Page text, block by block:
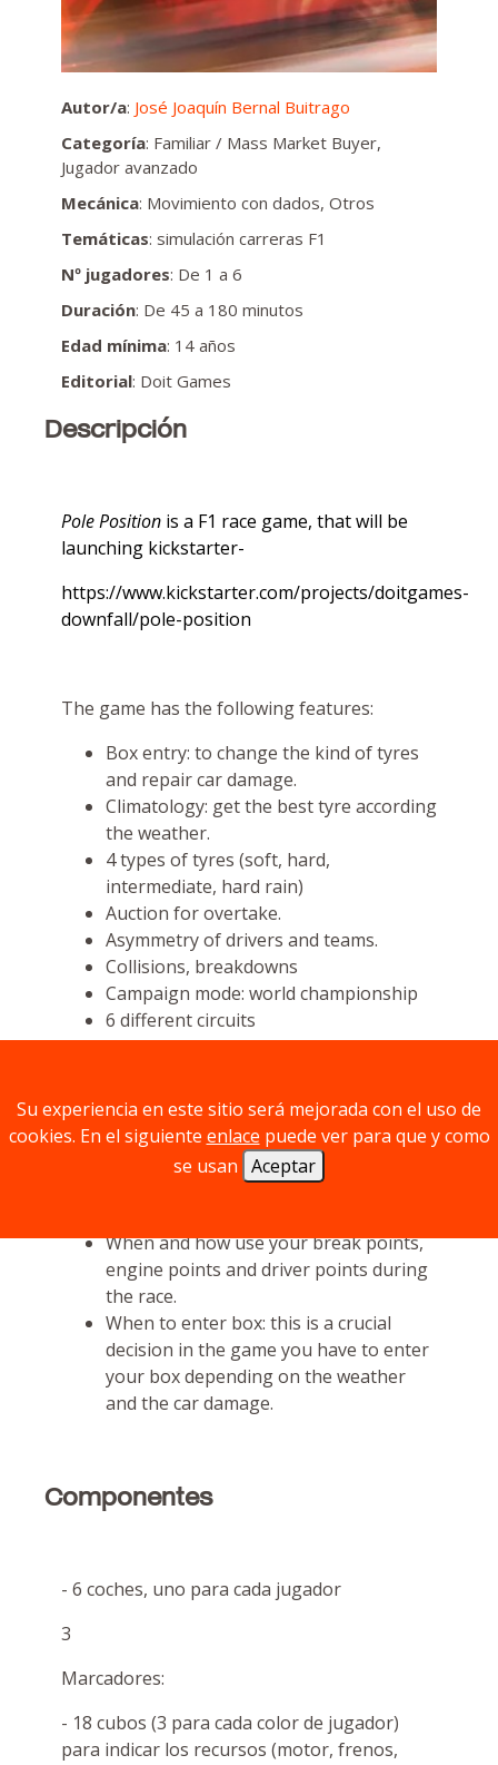
Autor/a: José Joaquín Bernal Buitrago
Categoría: Familiar / Mass Market Buyer,
Jugador avanzado
Mecánica: Movimiento con dados, Otros
Temáticas: simulación carreras F1
Nº jugadores: De 1 a 6
Duración: De 45 a 180 minutos
Edad mínima: 14 años
Editorial: Doit Games
Descripción
Pole Position is a F1 race game, that will be
launching kickstarter-
https://www.kickstarter.com/projects/doitgames-
downfall/pole-position
The game has the following features:
Box entry: to change the kind of tyres
and repair car damage.
Climatology: get the best tyre according
the weather.
4 types of tyres (soft, hard,
intermediate, hard rain)
Auction for overtake.
Asymmetry of drivers and teams.
Collisions, breakdowns
Campaign mode: world championship
6 different circuits
Your strategy during the race is crucial:
When to overtake: Overtake it's not an
easy question, you have to decide the
When and how use your break points,
engine points and driver points during
the race.
When to enter box: this is a crucial
decision in the game you have to enter
your box depending on the weather
and the car damage.
Componentes
- 6 coches, uno para cada jugador
3
Marcadores:
- 18 cubos (3 para cada color de jugador)
para indicar los recursos (motor, frenos,
Su experiencia en este sitio será mejorada con el uso de
cookies. En el siguiente enlace puede ver para que y como
se usan Aceptar